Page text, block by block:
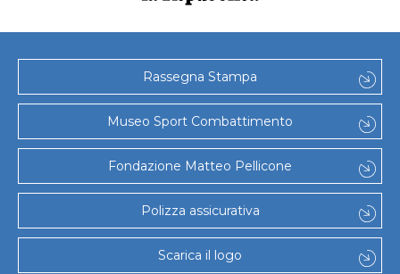
Rassegna Stampa
Museo Sport Combattimento
Fondazione Matteo Pellicone
Polizza assicurativa
Scarica il logo